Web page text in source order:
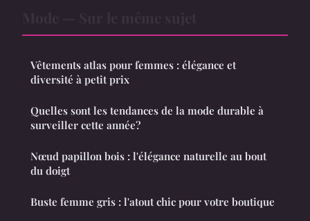
Vêtements atlas pour femmes : élégance et
diversité à petit prix
Quelles sont les tendances de la mode durable à
surveiller cette année?
Nœud papillon bois : l'élégance naturelle au bout
du doigt
Buste femme gris : l'atout chic pour votre boutique